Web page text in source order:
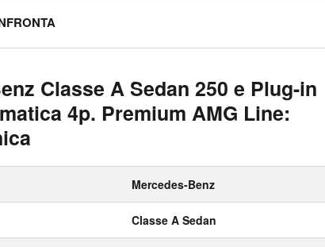
Classe A Sedan 250 e Plug-in
4p. Premium AMG Line:
Mercedes-Benz
Classe A Sedan